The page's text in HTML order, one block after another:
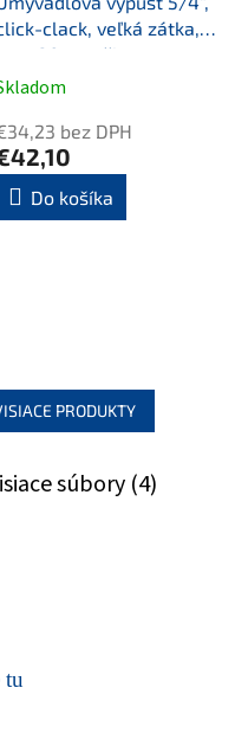
clack, veľká zátka,
max 80mm, čierna mat
bez DPH
Do košíka
PRODUKTY
súbory (4)
tu